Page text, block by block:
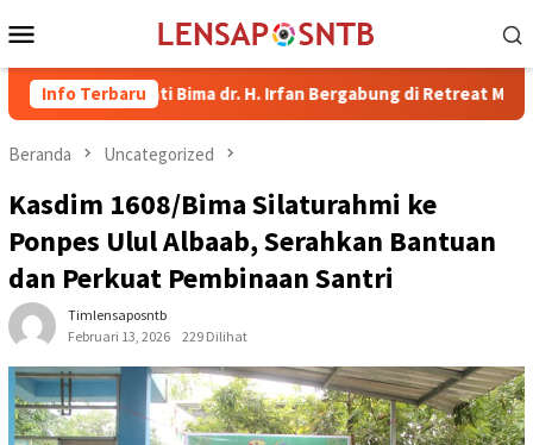
ke
Mobile
Info Terbaru
Bupati Bima dr. H. Irfan Bergabung di Retreat Magelang
Beranda Uncategorized
Kasdim 1608/Bima Silaturahmi ke
Ponpes Ulul Albaab, Serahkan Bantuan
dan Perkuat Pembinaan Santri
Timlensaposntb
Februari 13, 2026
229 Dilihat